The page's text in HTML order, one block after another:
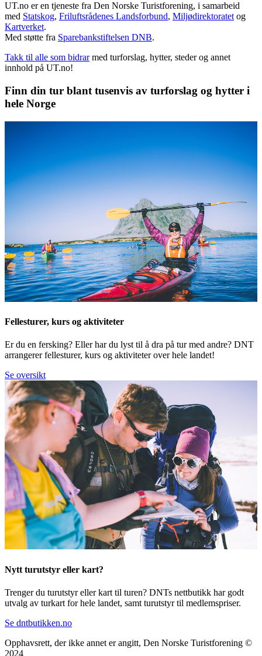
UT.no er en tjeneste fra Den Norske Turistforening, i samarbeid
med Statskog, Friluftsrådenes Landsforbund, Miljødirektoratet og
Kartverket.
Med støtte fra Sparebankstiftelsen DNB.
Takk til alle som bidrar med turforslag, hytter, steder og annet
innhold på UT.no!
Finn din tur blant tusenvis av turforslag og hytter i
hele Norge
Fellesturer, kurs og aktiviteter
Er du en fersking? Eller har du lyst til å dra på tur med andre? DNT
arrangerer fellesturer, kurs og aktiviteter over hele landet!
Se oversikt
Nytt turutstyr eller kart?
Trenger du turutstyr eller kart til turen? DNTs nettbutikk har godt
utvalg av turkart for hele landet, samt turutstyr til medlemspriser.
Se dntbutikken.no
Opphavsrett, der ikke annet er angitt, Den Norske Turistforening ©
2024